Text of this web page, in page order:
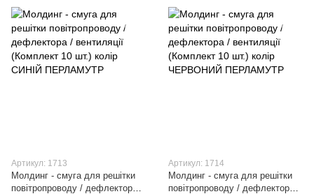
Артикул: 1713
Молдинг - смуга для решітки
повітропроводу / дефлектора /
Артикул: 1714
Молдинг - смуга для решітки
повітропроводу / дефлектора /